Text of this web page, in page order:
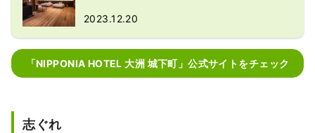
2023.12.20
「NIPPONIA HOTEL 大洲 城下町」公式サイトをチェック
志ぐれ